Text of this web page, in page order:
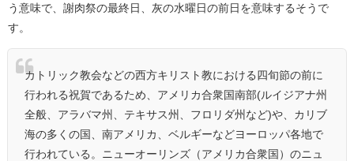
う意味で、謝肉祭の最終日、灰の水曜日の前日を意味するそうで
す。
カトリック教会などの西方キリスト教における四旬節の前に
行われる祝賀であるため、アメリカ合衆国南部(ルイジアナ州
全般、アラバマ州、テキサス州、フロリダ州など)や、カリブ
海の多くの国、南アメリカ、ベルギーなどヨーロッパ各地で
行われている。ニューオーリンズ（アメリカ合衆国）のニュ